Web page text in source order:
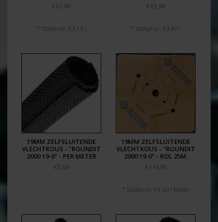
€31,86
* Stukprijs: €3,19 /
€33,98
* Stukprijs: €3,40 /
19MM ZELFSLUITENDE
VLECHTKOUS - "ROUNDIT
2000 19-0" - PER METER
€5,68
19MM ZELFSLUITENDE
VLECHTKOUS - "ROUNDIT
2000 19-0" - ROL 25M.
€114,95
* Stukprijs: €4,60 / Meter